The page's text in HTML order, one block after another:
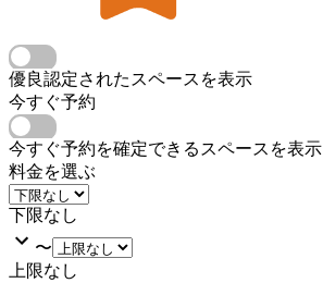
優良認定されたスペースを表示
今すぐ予約
今すぐ予約を確定できるスペースを表示
料金を選ぶ
下限なし
〜
上限なし